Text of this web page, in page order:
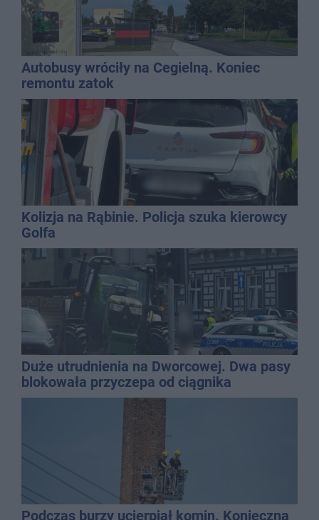
Autobusy wróciły na Cegielną. Koniec
remontu zatok
Kolizja na Rąbinie. Policja szuka kierowcy
Golfa
Duże utrudnienia na Dworcowej. Dwa pasy
blokowała przyczepa od ciągnika
Podczas burzy ucierpiał komin. Konieczna